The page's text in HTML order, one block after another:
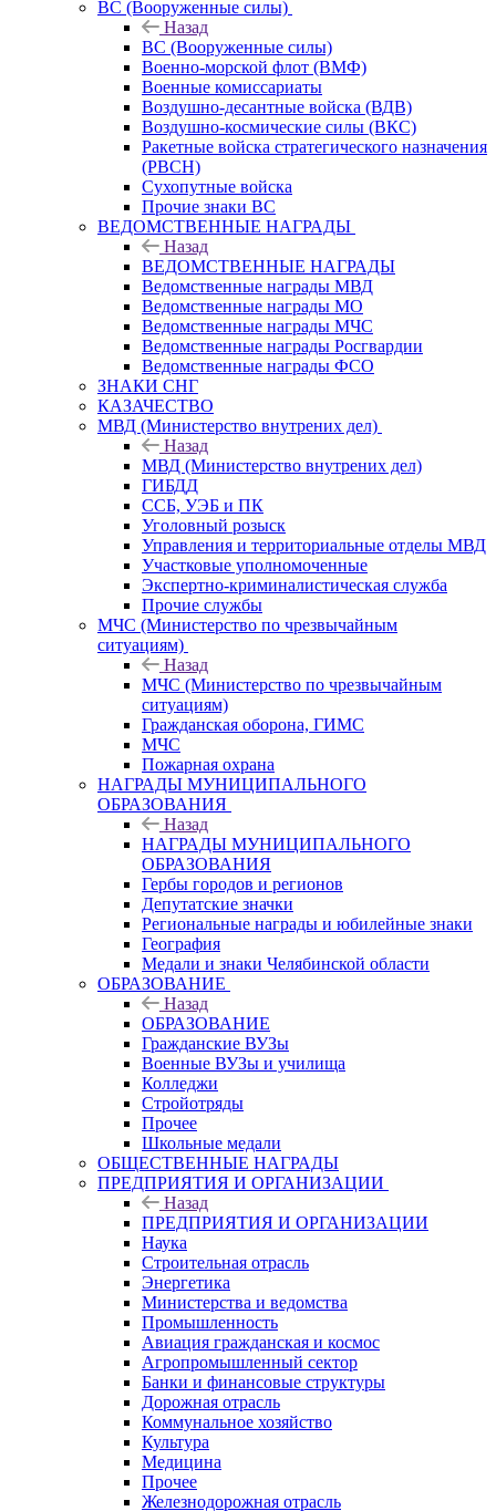
ВС (Вооруженные силы)
Назад
ВС (Вооруженные силы)
Военно-морской флот (ВМФ)
Военные комиссариаты
Воздушно-десантные войска (ВДВ)
Воздушно-космические силы (ВКС)
Ракетные войска стратегического назначения
(РВСН)
Сухопутные войска
Прочие знаки ВС
ВЕДОМСТВЕННЫЕ НАГРАДЫ
Назад
ВЕДОМСТВЕННЫЕ НАГРАДЫ
Ведомственные награды МВД
Ведомственные награды МО
Ведомственные награды МЧС
Ведомственные награды Росгвардии
Ведомственные награды ФСО
ЗНАКИ СНГ
КАЗАЧЕСТВО
МВД (Министерство внутрених дел)
Назад
МВД (Министерство внутрених дел)
ГИБДД
ССБ, УЭБ и ПК
Уголовный розыск
Управления и территориальные отделы МВД
Участковые уполномоченные
Экспертно-криминалистическая служба
Прочие службы
МЧС (Министерство по чрезвычайным
ситуациям)
Назад
МЧС (Министерство по чрезвычайным
ситуациям)
Гражданская оборона, ГИМС
МЧС
Пожарная охрана
НАГРАДЫ МУНИЦИПАЛЬНОГО
ОБРАЗОВАНИЯ
Назад
НАГРАДЫ МУНИЦИПАЛЬНОГО
ОБРАЗОВАНИЯ
Гербы городов и регионов
Депутатские значки
Региональные награды и юбилейные знаки
География
Медали и знаки Челябинской области
ОБРАЗОВАНИЕ
Назад
ОБРАЗОВАНИЕ
Гражданские ВУЗы
Военные ВУЗы и училища
Колледжи
Стройотряды
Прочее
Школьные медали
ОБЩЕСТВЕННЫЕ НАГРАДЫ
ПРЕДПРИЯТИЯ И ОРГАНИЗАЦИИ
Назад
ПРЕДПРИЯТИЯ И ОРГАНИЗАЦИИ
Наука
Строительная отрасль
Энергетика
Министерства и ведомства
Промышленность
Авиация гражданская и космос
Агропромышленный сектор
Банки и финансовые структуры
Дорожная отрасль
Коммунальное хозяйство
Культура
Медицина
Прочее
Железнодорожная отрасль